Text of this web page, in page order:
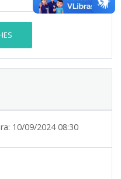
10/09/2024 08:30